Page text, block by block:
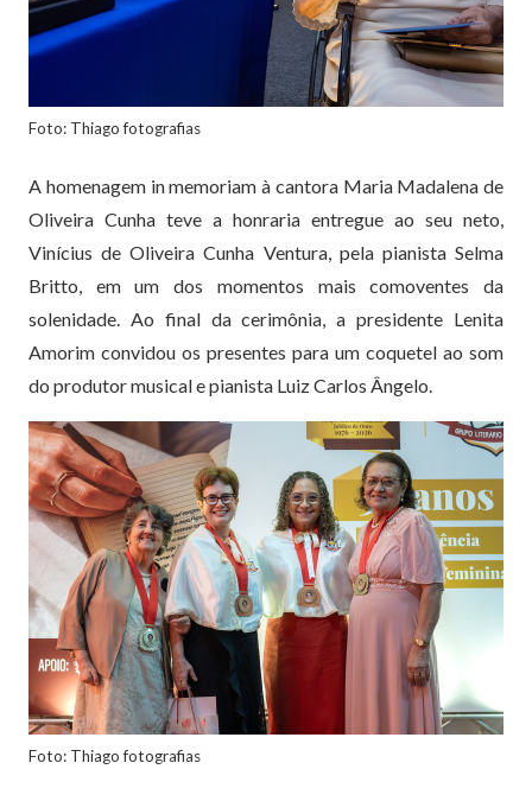
Foto: Thiago fotografias
A homenagem in memoriam à cantora Maria Madalena de
Oliveira Cunha teve a honraria entregue ao seu neto,
Vinícius de Oliveira Cunha Ventura, pela pianista Selma
Britto, em um dos momentos mais comoventes da
solenidade. Ao final da cerimônia, a presidente Lenita
Amorim convidou os presentes para um coquetel ao som
do produtor musical e pianista Luiz Carlos Ângelo.
Foto: Thiago fotografias